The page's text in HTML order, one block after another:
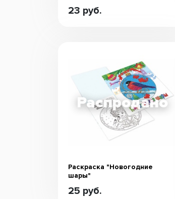
23 руб.
Раскраска "Новогодние
шары"
25 руб.